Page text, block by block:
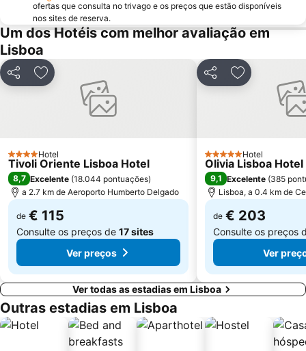
Tróia Beach
Alcântara
Oceanário de Lisboa
Praia da Caparica
Chiado
Alvalade
Praça do Rossio
Gare do Oriente
Centro Comercial Vasco da Gama
Centro Colombo
Praia da Ribeira do Cavalo
Galapinhos Beach
Praça do Comércio
Telheiras
ofertas que consulta no trivago e os preços que estão disponíveis
nos sites de reserva.
Um dos Hotéis com melhor avaliação em
Lisboa
PartilharAdicionar aos favoritos
4 Estrelas
Hotel
Tivoli Oriente Lisboa Hotel
8,7 Excelente (18.044 pontuações)
a 2.7 km de Aeroporto Humberto Delgado
de € 115
Consulte os preços de 17 sites
Ver preços
PartilharAdicionar
5 EstrelasHotel
Olivia Lisboa
9,1 Excelente (385
Lisboa, a 0.4 km de
de € 203
Consulte os preços
Ver
Ver todas as estadias em Lisboa
Outras estadias em Lisboa